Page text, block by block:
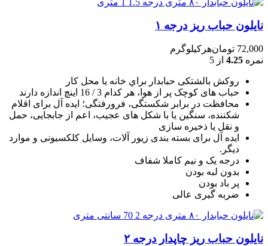
نایلون حباب ریز درجه ۱
72,000 تومانهرکیلوگرم
نمره 4.25 از 5
روکش بالشتکی حبابدار براي خانه يا محل کار
حباب های کوچک پر از هوا، هر کدام 3 / 16 اينچ اندازه دارند
محافظت در برابر شکستگی، فرورفتگی؛ ايده آل برای اقلام
شکننده، سنگين يا با شکل های عجيب، اعم از جابجايی، حمل
و نقل يا ذخيره سازی
ایده آل برای بسته بندی زیور آلات، وسایل کلکسیونی و موارد
دیگر.
درجه یک و نیم کاملا شفاف
بدون لبه بودن
پر باد بودن
ضربه گیری عالی
نایلون حباب ریز چاپدار درجه ۲